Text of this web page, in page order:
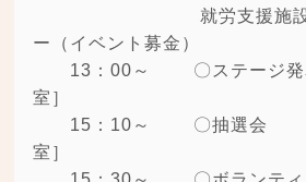
就労支援施設商品
ー（イベント募金）
13：00～ 〇ステージ発表
室］
15：10～ 〇抽選会 ［
室］